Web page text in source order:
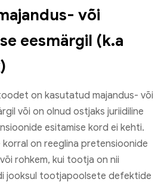
või
eesmärgil (k.a
on kasutatud majandus- või
või on olnud ostjaks juriidiline
esitamise kord ei kehti.
on reeglina pretensioonide
rohkem, kui tootja on nii
jooksul tootjapoolsete defektide